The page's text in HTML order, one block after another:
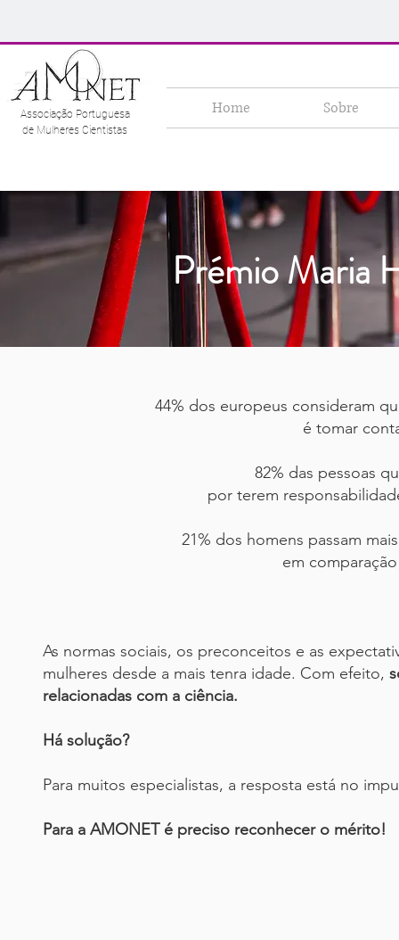
Associação Portuguesa
de Mulheres Cientistas
Home Sobre
PrémioMaria
44% dos europeus consideram
é tomar
82% das pessoas
por terem
21% dos homens passam
em
As normas sociais, os preconceitos e as
mulheres desde a mais tenra idade. Com efeito,
relacionadas com a ciência.
Há solução?
Para muitos especialistas, a resposta está no
Para a AMONET é preciso reconhecer o mérito!